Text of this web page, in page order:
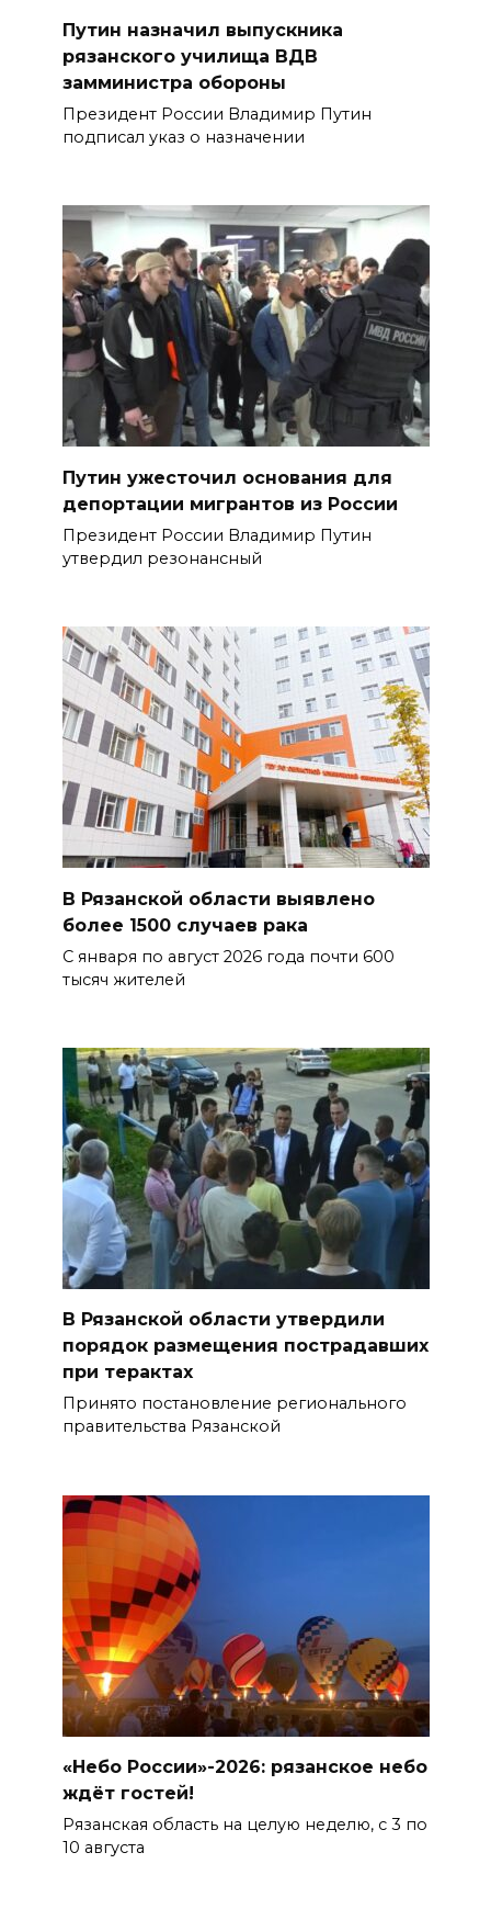
Путин назначил выпускника
рязанского училища ВДВ
замминистра обороны
Президент России Владимир Путин
подписал указ о назначении
Путин ужесточил основания для
депортации мигрантов из России
Президент России Владимир Путин
утвердил резонансный
В Рязанской области выявлено
более 1500 случаев рака
С января по август 2026 года почти 600
тысяч жителей
В Рязанской области утвердили
порядок размещения пострадавших
при терактах
Принято постановление регионального
правительства Рязанской
«Небо России»-2026: рязанское небо
ждёт гостей!
Рязанская область на целую неделю, с 3 по
10 августа